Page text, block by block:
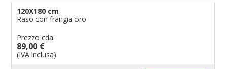
120X180 cm
Raso con frangia oro
Prezzo cda:
89,00 €
(IVA inclusa)